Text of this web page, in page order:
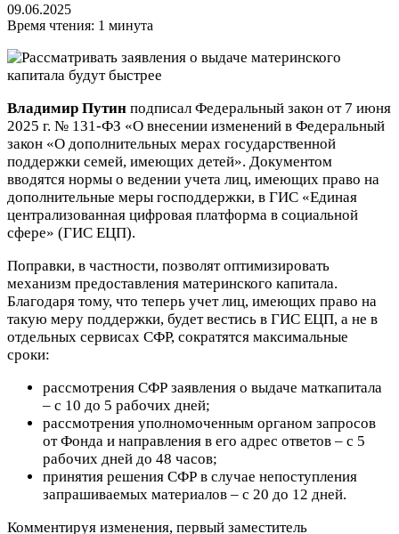
09.06.2025
Время чтения: 1 минута
Владимир Путин подписал Федеральный закон от 7 июня
2025 г. № 131-ФЗ «О внесении изменений в Федеральный
закон «О дополнительных мерах государственной
поддержки семей, имеющих детей». Документом
вводятся нормы о ведении учета лиц, имеющих право на
дополнительные меры господдержки, в ГИС «Единая
централизованная цифровая платформа в социальной
сфере» (ГИС ЕЦП).
Поправки, в частности, позволят оптимизировать
механизм предоставления материнского капитала.
Благодаря тому, что теперь учет лиц, имеющих право на
такую меру поддержки, будет вестись в ГИС ЕЦП, а не в
отдельных сервисах СФР, сократятся максимальные
сроки:
рассмотрения СФР заявления о выдаче маткапитала
– с 10 до 5 рабочих дней;
рассмотрения уполномоченным органом запросов
от Фонда и направления в его адрес ответов – с 5
рабочих дней до 48 часов;
принятия решения СФР в случае непоступления
запрашиваемых материалов – с 20 до 12 дней.
Комментируя изменения, первый заместитель